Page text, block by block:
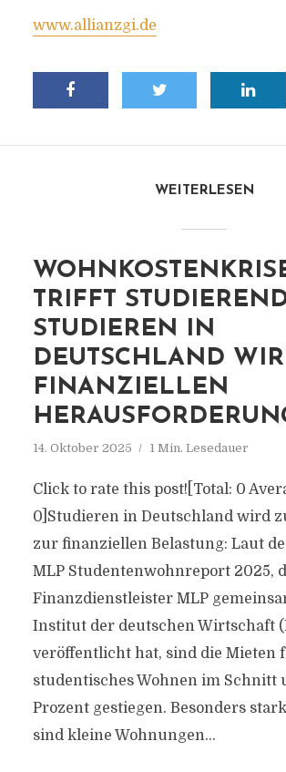
www.allianzgi.de
WEITERLESEN
TRIFFT
STUDIEREN IN
DEUTSCHLAND
FINANZIELLEN
14. Oktober 2025 1 Min. Lesedauer
Click to rate this post![Total: 0
0]Studieren in Deutschland wird
zur finanziellen Belastung: Laut
MLP Studentenwohnreport 2025,
Finanzdienstleister MLP
Institut der deutschen Wirtschaft
veröffentlicht hat, sind die Mieten
studentisches Wohnen im Schnitt
Prozent gestiegen. Besonders
sind kleine Wohnungen...